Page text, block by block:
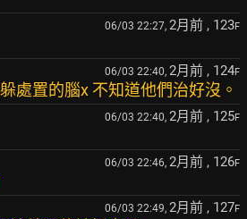
06/03 22:27, 2月前 , 123F
06/03 22:40, 2月前 , 124F
處置的腦x 不知道他們治好沒。
06/03 22:40, 2月前 , 125F
06/03 22:46, 2月前 , 126F
06/03 22:49, 2月前 , 127F